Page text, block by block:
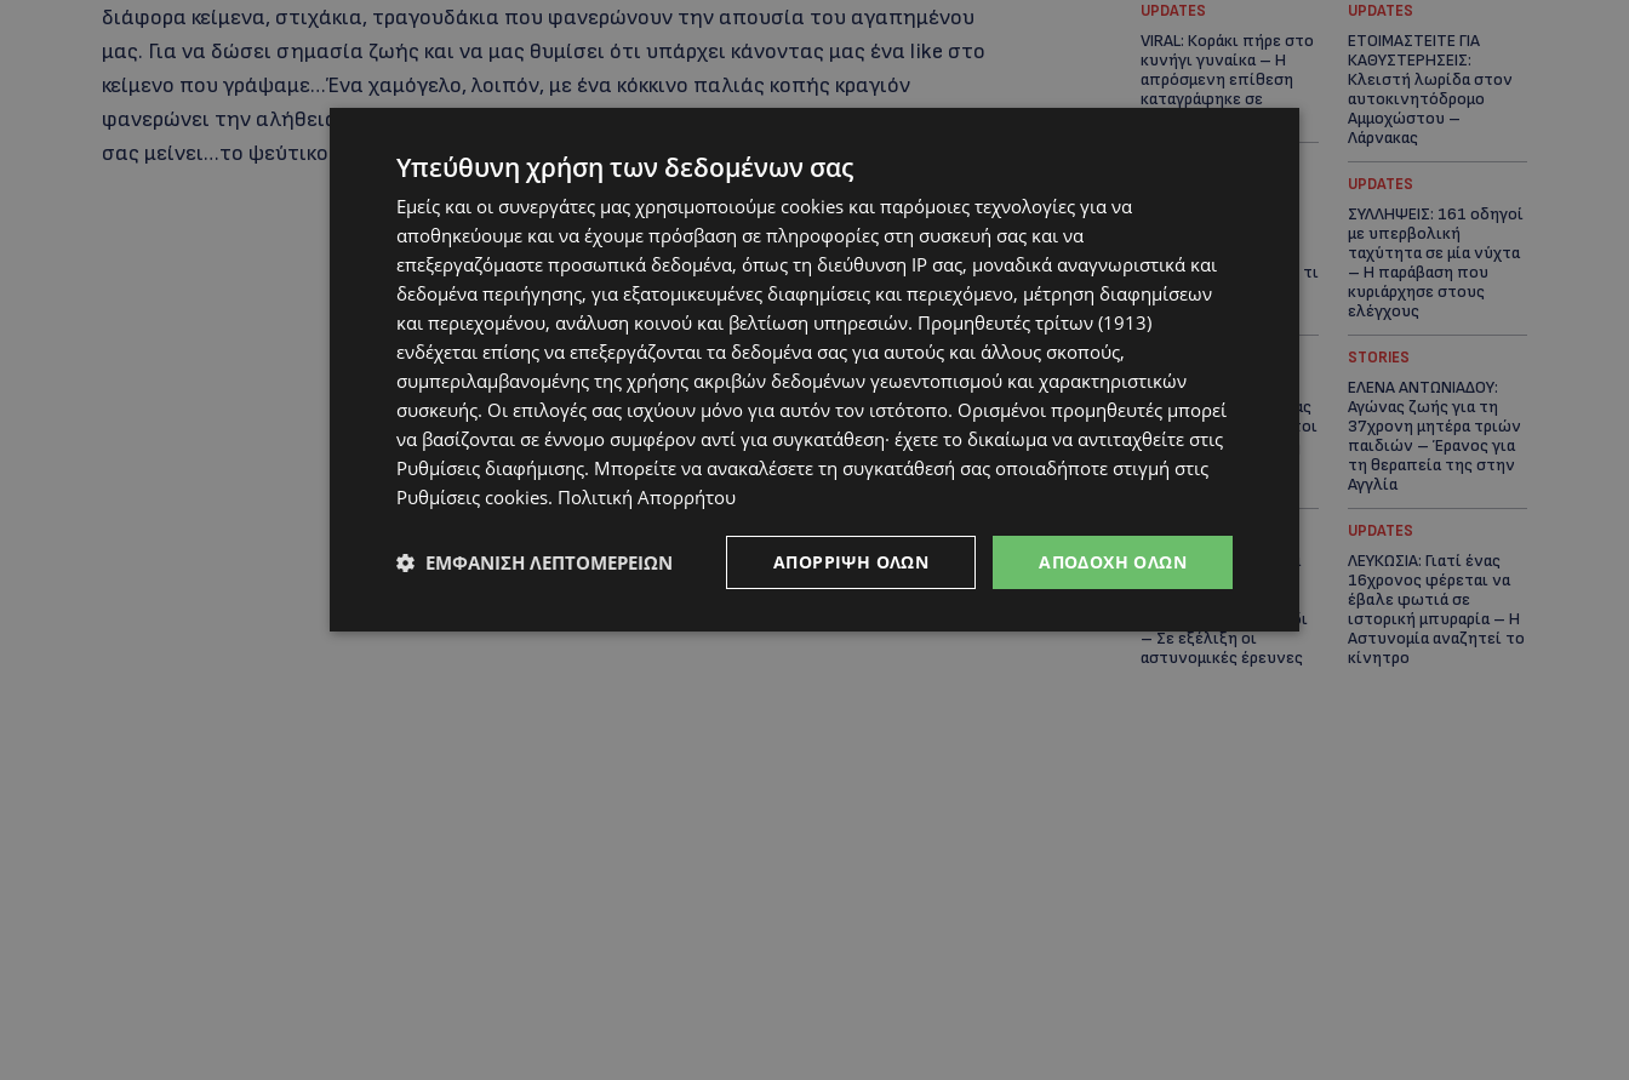
διάφορα κείμενα, στιχάκια, τραγουδάκια που φανερώνουν την απουσία του αγαπημένου
μας. Για να δώσει σημασία ζωής και να μας θυμίσει ότι υπάρχει κάνοντας μας ένα like στο
κείμενο που γράψαμε…Ένα χαμόγελο, λοιπόν, με ένα κόκκινο παλιάς κοπής κραγιόν
φανερώνει την αλήθεια, χαρίστε το, και συνάμα χαρείτε το γιατί αυτό είναι το μόνο που θα
σας μείνει…το ψεύτικο χαμόγελο.
UPDATES
VIRAL: Κοράκι πήρε στο
κυνήγι γυναίκα – Η
απρόσμενη επίθεση
καταγράφηκε σε
UPDATES
ΕΤΟΙΜΑΣΤΕΙΤΕ ΓΙΑ
ΚΑΘΥΣΤΕΡΗΣΕΙΣ:
Κλειστή λωρίδα στον
αυτοκινητόδρομο
Αμμοχώστου –
Λάρνακας
οδοφράγματα την
Παρασκευή – Πού και τι
ώρα θα γίνουν οι
δράσεις
UPDATES
ΣΥΛΛΗΨΕΙΣ: 161 οδηγοί
με υπερβολική
ταχύτητα σε μία νύχτα
– Η παράβαση που
κυριάρχησε στους
ελέγχους
ΓΕΝΕΘΛΙΟΣ ΗΜΕΡΑ: Η
ηλικία είναι μόνο ένας
αριθμός – Οι άνθρωποι
και οι στιγμές είναι η
πραγματική μας
ιστορία
STORIES
ΕΛΕΝΑ ΑΝΤΩΝΙΑΔΟΥ:
Αγώνας ζωής για τη
37χρονη μητέρα τριών
παιδιών – Έρανος για
τη θεραπεία της στην
Αγγλία
ΚΑΤΑΓΓΕΛΙΑ: Για άνδρα
γυναίκες στο Δασούδι
– Σε εξέλιξη οι
αστυνομικές έρευνες
UPDATES
ΛΕΥΚΩΣΙΑ: Γιατί ένας
16χρονος φέρεται να
έβαλε φωτιά σε
ιστορική μπυραρία – Η
Αστυνομία αναζητεί το
κίνητρο
Υπεύθυνη χρήση των δεδομένων σας
Εμείς και οι συνεργάτες μας χρησιμοποιούμε cookies και παρόμοιες τεχνολογίες για να
αποθηκεύουμε και να έχουμε πρόσβαση σε πληροφορίες στη συσκευή σας και να
επεξεργαζόμαστε προσωπικά δεδομένα, όπως τη διεύθυνση IP σας, μοναδικά αναγνωριστικά και
δεδομένα περιήγησης, για εξατομικευμένες διαφημίσεις και περιεχόμενο, μέτρηση διαφημίσεων
και περιεχομένου, ανάλυση κοινού και βελτίωση υπηρεσιών. Προμηθευτές τρίτων (1913)
ενδέχεται επίσης να επεξεργάζονται τα δεδομένα σας για αυτούς και άλλους σκοπούς,
συμπεριλαμβανομένης της χρήσης ακριβών δεδομένων γεωεντοπισμού και χαρακτηριστικών
συσκευής. Οι επιλογές σας ισχύουν μόνο για αυτόν τον ιστότοπο. Ορισμένοι προμηθευτές μπορεί
να βασίζονται σε έννομο συμφέρον αντί για συγκατάθεση· έχετε το δικαίωμα να αντιταχθείτε στις
Ρυθμίσεις διαφήμισης. Μπορείτε να ανακαλέσετε τη συγκατάθεσή σας οποιαδήποτε στιγμή στις
Ρυθμίσεις cookies. Πολιτική Απορρήτου
ΑΠΟΔΟΧΉ ΌΛΩΝ
ΑΠΌΡΡΙΨΗ ΌΛΩΝ
ΕΜΦΆΝΙΣΗ ΛΕΠΤΟΜΕΡΕΙΏΝ